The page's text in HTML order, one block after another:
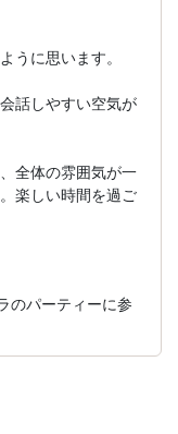
うに思います。
話しやすい空気が
全体の雰囲気が一
楽しい時間を過ご
のパーティーに参